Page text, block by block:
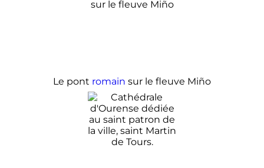
Le pont romain sur le fleuve Miño